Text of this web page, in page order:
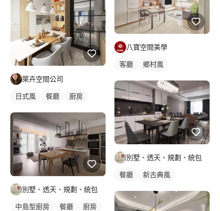
萊卉空間公司
日式風 餐廳 廚房
別墅、透天、規劃、統包
中島型廚房 餐廳 廚房
八寶空間美學
客廳 鄉村風
別墅、透天、規劃、統包
餐廳 新古典風